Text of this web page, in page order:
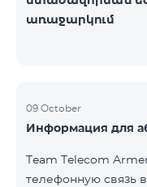
առաջարկում
09 October
Информация для
Team Telecom
телефонную связь